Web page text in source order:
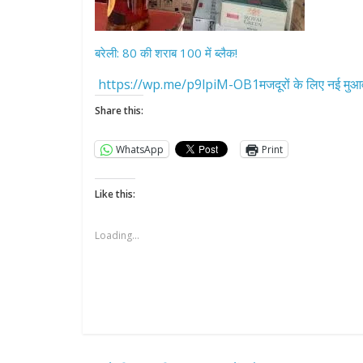
बरेली: 80 की शराब 100 में ब्लैक!
https://wp.me/p9lpiM-OB1मजदूरों के लिए नई
Share this:
WhatsApp Print
Like this:
Loading...